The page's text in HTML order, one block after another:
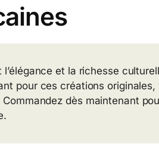
et la richesse
pour ces créations originales,
dès maintenant